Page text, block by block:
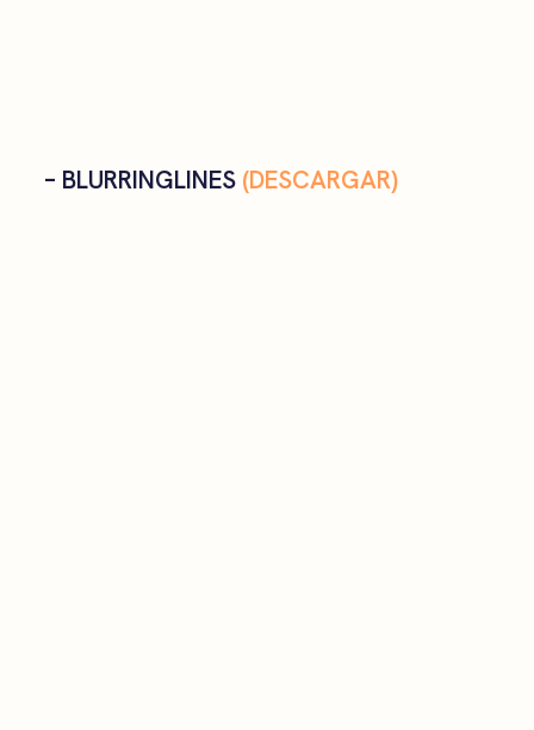
– BLURRINGLINES (DESCARGAR)